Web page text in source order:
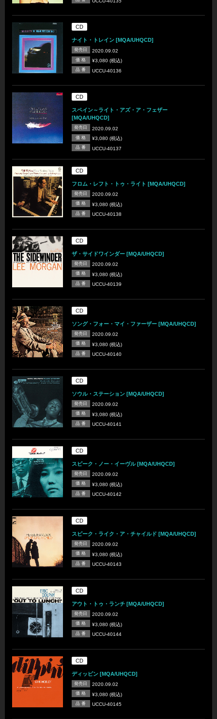
CD
ナイト・トレイン [MQA/UHQCD]
発売日 2020.09.02
価 格 ¥3,080 (税込)
品 番 UCCU-40136
CD
スペイン～ライト・アズ・ア・フェザー
[MQA/UHQCD]
発売日 2020.09.02
価 格 ¥3,080 (税込)
品 番 UCCU-40137
CD
フロム・レフト・トゥ・ライト [MQA/UHQCD]
発売日 2020.09.02
価 格 ¥3,080 (税込)
品 番 UCCU-40138
CD
ザ・サイドワインダー [MQA/UHQCD]
発売日 2020.09.02
価 格 ¥3,080 (税込)
品 番 UCCU-40139
CD
ソング・フォー・マイ・ファーザー [MQA/UHQCD]
発売日 2020.09.02
価 格 ¥3,080 (税込)
品 番 UCCU-40140
CD
ソウル・ステーション [MQA/UHQCD]
発売日 2020.09.02
価 格 ¥3,080 (税込)
品 番 UCCU-40141
CD
スピーク・ノー・イーヴル [MQA/UHQCD]
発売日 2020.09.02
価 格 ¥3,080 (税込)
品 番 UCCU-40142
CD
スピーク・ライク・ア・チャイルド [MQA/UHQCD]
発売日 2020.09.02
価 格 ¥3,080 (税込)
品 番 UCCU-40143
CD
アウト・トゥ・ランチ [MQA/UHQCD]
発売日 2020.09.02
価 格 ¥3,080 (税込)
品 番 UCCU-40144
CD
ディッピン [MQA/UHQCD]
発売日 2020.09.02
価 格 ¥3,080 (税込)
品 番 UCCU-40145